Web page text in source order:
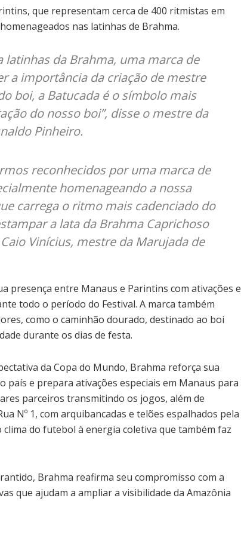
que representam cerca de 400 ritmistas em
nas latinhas de Brahma.
latinhas da Brahma, uma marca de
a importância da criação de mestre
boi, a Batucada é o símbolo mais
do nosso boi”, disse o mestre da
Pinheiro.
reconhecidos por uma marca de
homenageando a nossa
carrega o ritmo mais cadenciado do
a lata da Brahma Caprichoso
Vinícius, mestre da Marujada de
presença entre Manaus e Parintins com ativações e
todo o período do Festival. A marca também
como o caminhão dourado, destinado ao boi
durante os dias de festa.
da Copa do Mundo, Brahma reforça sua
país e prepara ativações especiais em Manaus para
parceiros transmitindo os jogos, além de
Nº 1, com arquibancadas e telões espalhados pela
do futebol à energia coletiva que também faz
Brahma reafirma seu compromisso com a
que ajudam a ampliar a visibilidade da Amazônia